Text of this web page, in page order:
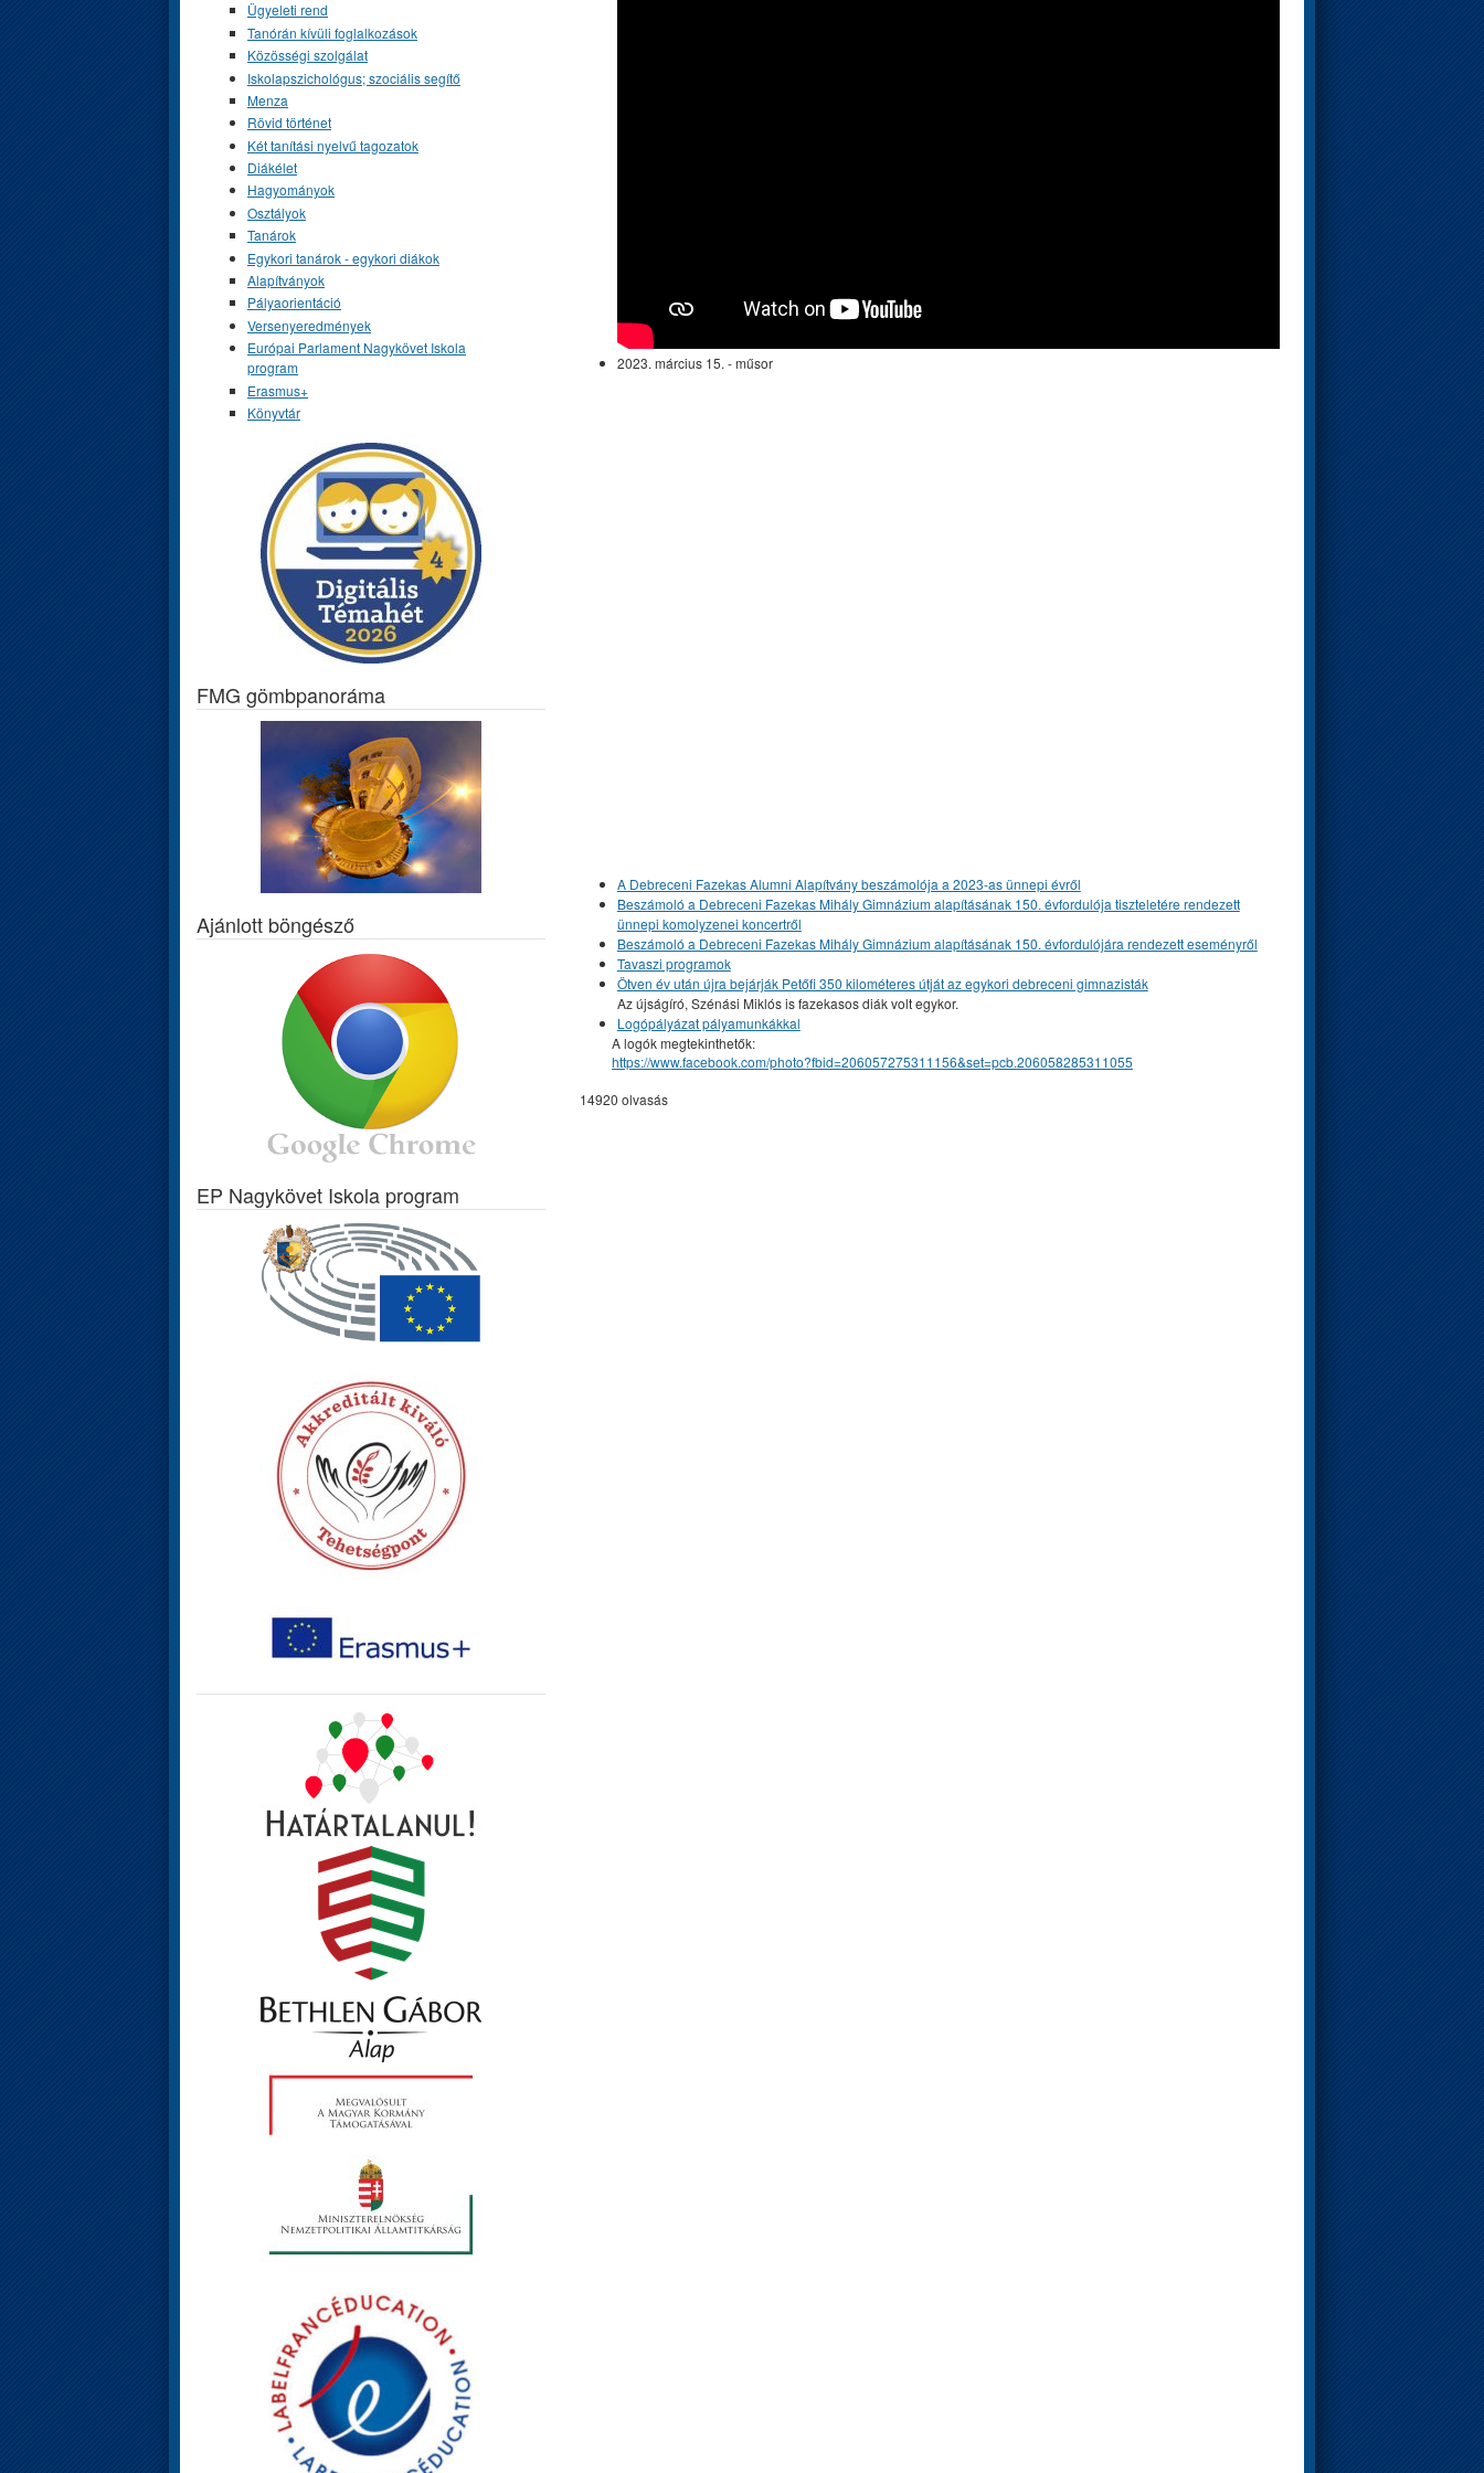
2023. március 15. - műsor
A Debreceni Fazekas Alumni Alapítvány beszámolója a 2023-as ünnepi évről
Beszámoló a Debreceni Fazekas Mihály Gimnázium alapításának 150. évfordulója tiszteletére rendezett
ünnepi komolyzenei koncertről
Beszámoló a Debreceni Fazekas Mihály Gimnázium alapításának 150. évfordulójára rendezett eseményről
Tavaszi programok
Ötven év után újra bejárják Petőfi 350 kilométeres útját az egykori debreceni gimnazisták
Az újságíró, Szénási Miklós is fazekasos diák volt egykor.
Logópályázat pályamunkákkal
A logók megtekinthetők:
https://www.facebook.com/photo?fbid=206057275311156&set=pcb.206058285311055
14920 olvasás
Ügyeleti rend
Tanórán kívüli foglalkozások
Közösségi szolgálat
Iskolapszichológus; szociális segítő
Menza
Rövid történet
Két tanítási nyelvű tagozatok
Diákélet
Hagyományok
Osztályok
Tanárok
Egykori tanárok - egykori diákok
Alapítványok
Pályaorientáció
Versenyeredmények
Európai Parlament Nagykövet Iskola
program
Erasmus+
Könyvtár
FMG gömbpanoráma
Ajánlott böngésző
EP Nagykövet Iskola program